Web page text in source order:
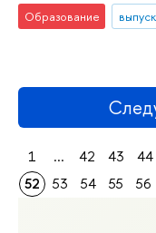
Образование
1 ... 42 43 44
52
53 54 55 56